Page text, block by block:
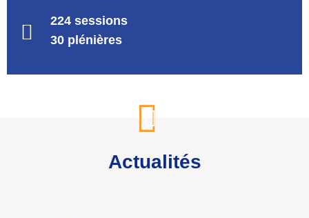
224 sessions
30 plénières
Actualités